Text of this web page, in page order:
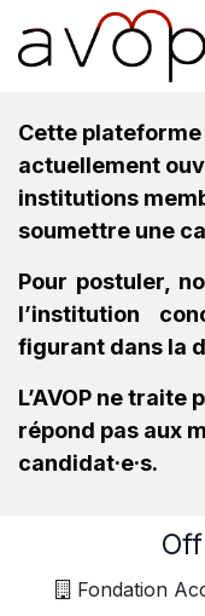
Se rendre au contenu
Cette
actuellement
institutions
soumettre une
Pour postuler,
l’institution
figurant dans la
L’AVOP ne
répond pas aux
candidat·e·s.
Fondation